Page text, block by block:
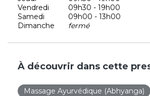
Vendredi
09h30 - 19h00
Samedi
09h00 - 13h00
Dimanche
fermé
À découvrir dans cette
Massage Ayurvédique (Abhyanga)